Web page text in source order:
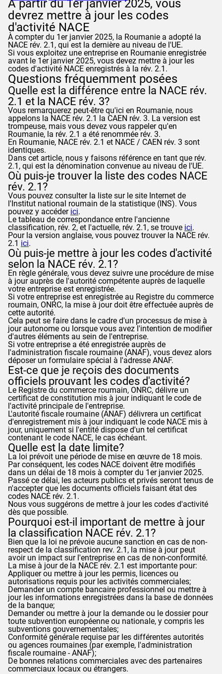
À partir du 1er janvier 2025, vous
devrez mettre à jour les codes
d'activité NACE
À compter du 1er janvier 2025, la Roumanie a adopté la
NACE rév. 2.1, qui est la dernière au niveau de l'UE.
Si vous exploitez une entreprise en Roumanie enregistrée
avant le 1er janvier 2025, vous devez mettre à jour les
codes d'activité NACE enregistrés à la rév. 2.1.
Questions fréquemment posées
Quelle est la différence entre la NACE rév.
2.1 et la NACE rév. 3?
Vous remarquerez peut-être qu'ici en Roumanie, nous
appelons la NACE rév. 2.1 la CAEN rév. 3. La version est
trompeuse, mais vous devez vous rappeler qu'en
Roumanie, la rév. 2.1 a été renommée rév. 3.
En Roumanie, NACE rév. 2.1 et NACE / CAEN rév. 3 sont
identiques.
Dans cet article, nous y faisons référence en tant que rév.
2.1, qui est la dénomination convenue au niveau de l'UE.
Où puis-je trouver la liste des codes NACE
rév. 2.1?
Vous pouvez consulter la liste sur le site Internet de
l'Institut national roumain de la statistique (INS). Vous
pouvez y accéder ici.
Le tableau de correspondance entre l'ancienne
classification, rév. 2, et l'actuelle, rév. 2.1, se trouve ici.
Pour la version anglaise, vous pouvez trouver la NACE rév.
2.1 ici.
Où puis-je mettre à jour les codes d'activité
selon la NACE rév. 2.1?
En règle générale, vous devez suivre une procédure de mise
à jour auprès de l'autorité compétente auprès de laquelle
votre entreprise est enregistrée.
Si votre entreprise est enregistrée au Registre du commerce
roumain, ONRC, la mise à jour doit être effectuée auprès de
cette autorité.
Cela peut se faire dans le cadre d'un processus de mise à
jour autonome ou lorsque vous avez l'intention de modifier
d'autres éléments au sein de l'entreprise.
Si votre entreprise a été enregistrée auprès de
l'administration fiscale roumaine (ANAF), vous devez alors
déposer un formulaire spécial à l'adresse ANAF.
Est-ce que je reçois des documents
officiels prouvant les codes d'activité?
Le Registre du commerce roumain, ONRC, délivre un
certificat de constitution mis à jour indiquant le code de
l'activité principale de l'entreprise.
L'autorité fiscale roumaine (ANAF) délivrera un certificat
d'enregistrement mis à jour indiquant le code NACE mis à
jour, uniquement si l'entité dispose d'un tel certificat
contenant le code NACE, le cas échéant.
Quelle est la date limite?
La loi prévoit une période de mise en œuvre de 18 mois.
Par conséquent, les codes NACE doivent être modifiés
dans un délai de 18 mois à compter du 1er janvier 2025.
Passé ce délai, les acteurs publics et privés seront tenus de
n'accepter que les documents officiels faisant état des
codes NACE rév. 2.1.
Nous vous suggérons de mettre à jour les codes d'activité
dès que possible.
Pourquoi est-il important de mettre à jour
la classification NACE rév. 2.1?
Bien que la loi ne prévoie aucune sanction en cas de non-
respect de la classification rev. 2.1, la mise à jour peut
avoir un impact sur l'entreprise en cas de non-conformité.
La mise à jour de la NACE rév. 2.1 est importante pour:
Appliquer ou mettre à jour les permis, licences ou
autorisations requis pour les activités commerciales;
Demander un compte bancaire professionnel ou mettre à
jour les informations enregistrées dans la base de données
de la banque;
Demander ou mettre à jour la demande ou le dossier pour
toute subvention européenne ou nationale, y compris les
subventions gouvernementales;
Conformité générale requise par les différentes autorités
ou agences roumaines (par exemple, l'administration
fiscale roumaine -ANAF);
De bonnes relations commerciales avec des partenaires
commerciaux locaux ou étrangers.